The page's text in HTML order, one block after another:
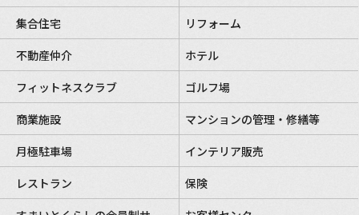
集合住宅
リフォーム
不動産仲介
ホテル
フィットネスクラブ
ゴルフ場
商業施設
マンションの管理・修繕等
月極駐車場
インテリア販売
レストラン
保険